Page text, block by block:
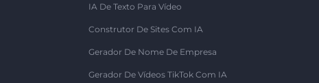
IA De Texto Para Vídeo
Construtor De Sites Com IA
Gerador De Nome De Empresa
Gerador De Vídeos TikTok Com IA